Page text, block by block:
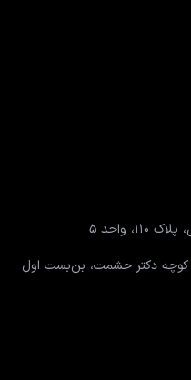
واحد ۵
کوچه دکتر حشمت، بن‌بست اول